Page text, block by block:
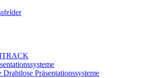
Präsentationssysteme